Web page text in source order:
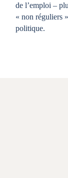
de l’emploi –
« non réguliers
politique.